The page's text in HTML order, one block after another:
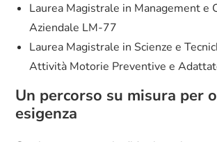
Laurea Magistrale in Management e
Aziendale LM-77
Laurea Magistrale in Scienze e
Attività Motorie Preventive e
Un percorso su misura per
esigenza